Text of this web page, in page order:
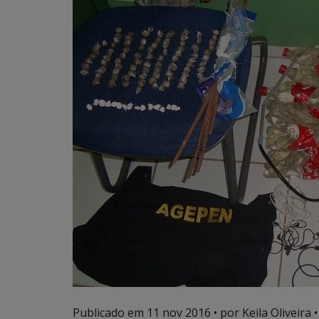
Publicado em 11 nov 2016 • por Keila Oliveira •